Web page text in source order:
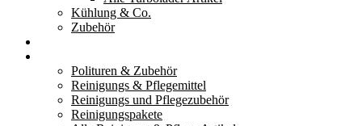
Kühlung & Co.
Zubehör
Polituren & Zubehör
Reinigungs & Pflegemittel
Reinigungs und Pflegezubehör
Reinigungspakete